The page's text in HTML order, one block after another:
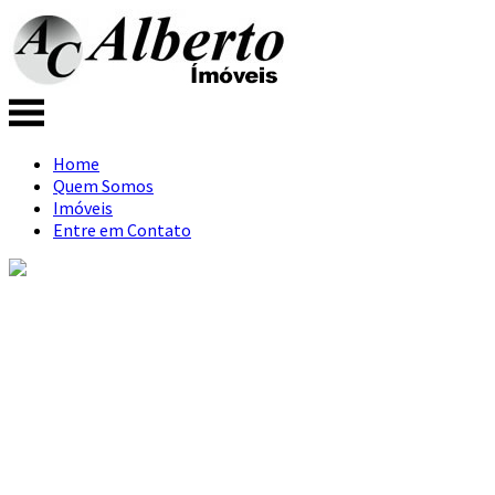
Home
Quem Somos
Imóveis
Entre em Contato